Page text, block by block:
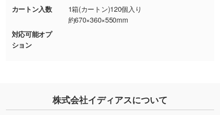
り抜き処理が可能です。→詳しく見る
・持っているデータの背景が足りない／塗り足
しの作り方が分からない
・デザインにQRコードを入れたい／QRコード
カートン入数
1箱(カートン)120個入り
約670×360×550mm
対応可能オプ
ション
株式会社イディアスについて